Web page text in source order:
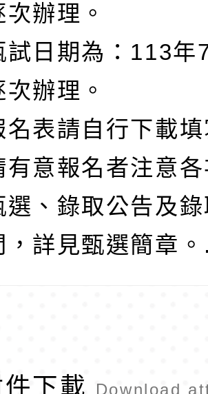
辦理。
試日期為： 113年
辦理。
名表請自行下載
有意報名者注意
選、錄取公告及
，詳見甄選簡章。
下載 Download